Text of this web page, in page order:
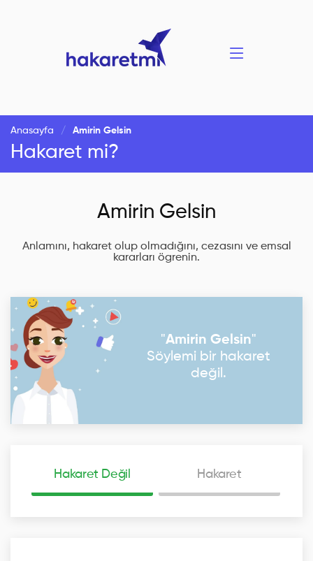
Anasayfa Amirin Gelsin
Hakaret mi?
Amirin Gelsin
Anlamını, hakaret olup olmadığını, cezasını ve emsal
kararları ögrenin.
"Amirin Gelsin"
Söylemi bir hakaret
değil.
Hakaret Değil Hakaret